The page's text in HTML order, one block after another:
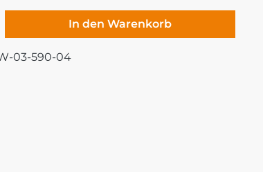
Gib den gewünschten
In den Warenkorb
03-590-04